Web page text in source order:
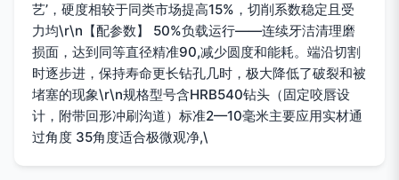
艺’，硬度相较于同类市场提高15%，切削系数稳定且受
力均\r\n【配参数】 50%负载运行——连续牙洁清理磨
损面，达到同等直径精准90,减少圆度和能耗。端沿切割
时逐步进，保持寿命更长钻孔几时，极大降低了破裂和被
堵塞的现象\r\n规格型号含HRB540钻头（固定咬唇设
计，附带回形冲刷沟道）标准2—10毫米主要应用实材通
过角度 35角度适合极微观净,\